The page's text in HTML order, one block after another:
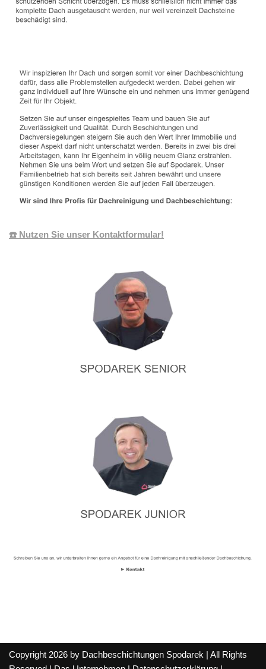
☎️ Nutzen Sie unser Kontaktformular!
Copyright 2026 by Dachbeschichtungen Spodarek | All Rights